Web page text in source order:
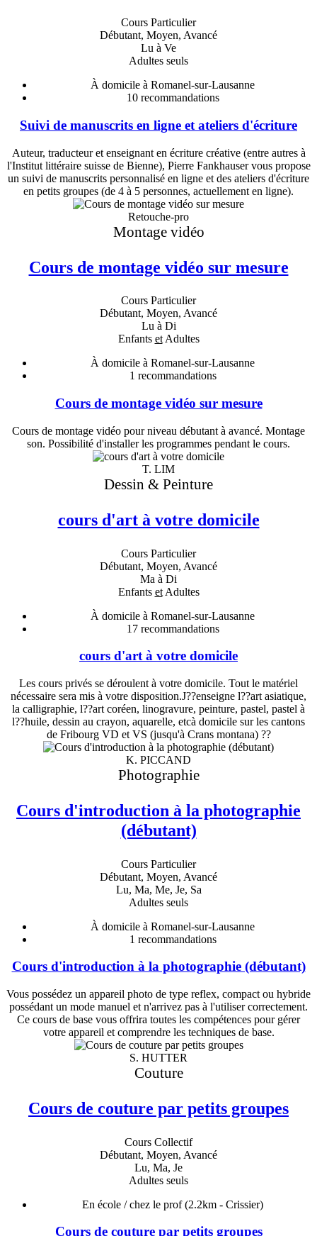
Cours Particulier
Débutant, Moyen, Avancé
Lu à Ve
Adultes seuls
À domicile à Romanel-sur-Lausanne
10recommandations
Suivi de manuscrits en ligne et ateliers d'écriture
Auteur, traducteur et enseignant en écriture créative (entre autres à
l'Institut littéraire suisse de Bienne), Pierre Fankhauser vous propose
un suivi de manuscrits personnalisé en ligne et des ateliers d'écriture
en petits groupes (de 4 à 5 personnes, actuellement en ligne).
Retouche-pro
Montage vidéo
Cours de montage vidéo sur mesure
Cours Particulier
Débutant, Moyen, Avancé
Lu à Di
Enfants etAdultes
À domicile à Romanel-sur-Lausanne
1 recommandations
Cours de montage vidéo sur mesure
Cours de montage vidéo pour niveau débutant à avancé. Montage
son. Possibilité d'installer les programmes pendant le cours.
T. LIM
Dessin & Peinture
cours d'art à votre domicile
Cours Particulier
Débutant, Moyen, Avancé
Ma à Di
Enfants etAdultes
À domicile à Romanel-sur-Lausanne
17recommandations
cours d'art à votre domicile
Les cours privés se déroulent à votre domicile. Tout le matériel
nécessaire sera mis à votre disposition.J??enseigne l??art asiatique,
la calligraphie, l??art coréen, linogravure, peinture, pastel, pastel à
l??huile, dessin au crayon, aquarelle, etcà domicile sur les cantons
de Fribourg VD et VS (jusqu'à Crans montana) ??
K. PICCAND
Photographie
Cours d'introduction à la photographie
(débutant)
Cours Particulier
Débutant, Moyen, Avancé
Lu, Ma, Me, Je, Sa
Adultes seuls
À domicile à Romanel-sur-Lausanne
1 recommandations
Cours d'introduction à la photographie (débutant)
Vous possédez un appareil photo de type reflex, compact ou hybride
possédant un mode manuel et n'arrivez pas à l'utiliser correctement.
Ce cours de base vous offrira toutes les compétences pour gérer
votre appareil et comprendre les techniques de base.
S. HUTTER
Couture
Cours de couture par petits groupes
Cours Collectif
Débutant, Moyen, Avancé
Lu, Ma, Je
Adultes seuls
En école / chez le prof(2.2km - Crissier)
Cours de couture par petits groupes